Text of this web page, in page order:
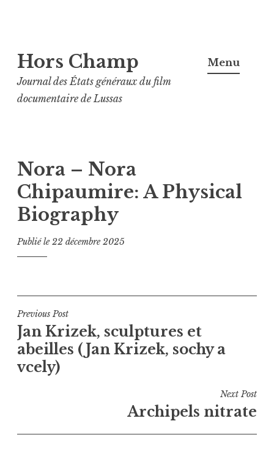
au
contenu
principal
Hors Champ
Journal des États généraux du film
documentaire de Lussas
Menu
Nora – Nora
Chipaumire: A Physical
Biography
Publié le22 décembre 2025
Navigation
de
l’article
Previous Post
Jan Krizek, sculptures et
abeilles (Jan Krizek, sochy a
vcely)
Next Post
Archipels nitrate